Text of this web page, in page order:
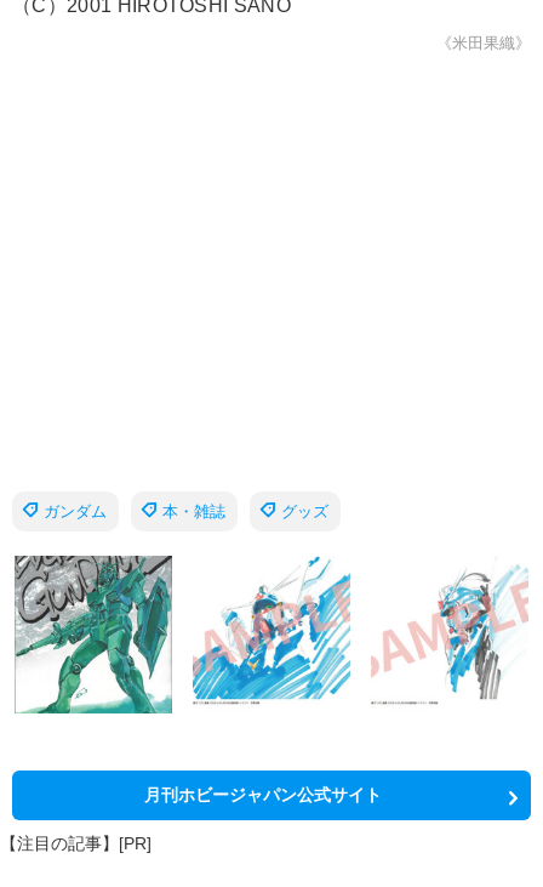
（C）2001 HIROTOSHI SANO
《米田果織》
ガンダム 本・雑誌 グッズ
月刊ホビージャパン公式サイト
【注目の記事】[PR]